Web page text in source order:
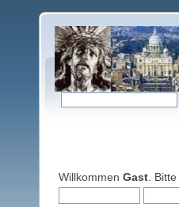
Willkommen Gast . Bitte